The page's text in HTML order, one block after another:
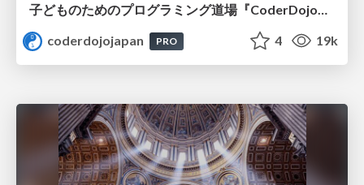
子どものためのプログラミング道場『CoderDojo』〜法人提携例〜 / Partnership with CoderDojo Japan
coderdojojapan
PRO 4 19k